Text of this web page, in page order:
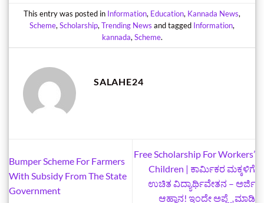
This entry was posted in Information, Education, Kannada News,
Scheme, Scholarship, Trending News and tagged Information,
kannada, Scheme.
SALAHE24
Bumper Scheme For Farmers
With Subsidy From The State
Government
Free Scholarship For Workers’
Children | ಕಾರ್ಮಿಕರ ಮಕ್ಕಳಿಗೆ
ಉಚಿತ ವಿದ್ಯಾರ್ಥಿವೇತನ – ಅರ್ಜಿ
ಆಹ್ವಾನ! ಇಂದೇ ಅಪ್ಲೈ ಮಾಡಿ